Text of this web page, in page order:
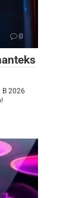
0
В 2026